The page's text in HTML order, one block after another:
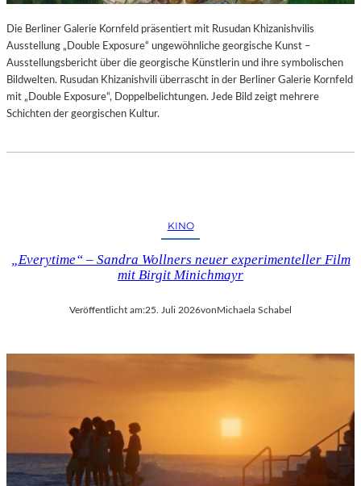
Die Berliner Galerie Kornfeld präsentiert mit Rusudan Khizanishvilis
Ausstellung „Double Exposure“ ungewöhnliche georgische Kunst –
Ausstellungsbericht über die georgische Künstlerin und ihre symbolischen
Bildwelten. Rusudan Khizanishvili überrascht in der Berliner Galerie Kornfeld
mit „Double Exposure“, Doppelbelichtungen. Jede Bild zeigt mehrere
Schichten der georgischen Kultur.
KINO
„Everytime“ – Sandra Wollners neuer experimenteller Film
mit Birgit Minichmayr
Veröffentlicht am:25. Juli 2026vonMichaela Schabel